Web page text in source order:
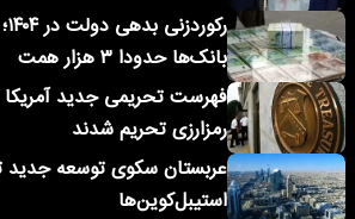
بانک‌ها حدودا ۳ هزار همت
فهرست تحریمی جدید آمریکا
رمزارزی تحریم شدند
عربستان سکوی توسعه جدید
استیبل‌کوین‌ها